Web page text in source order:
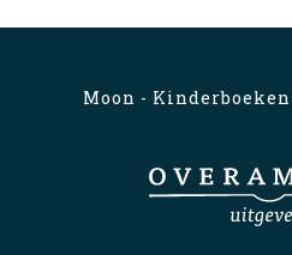
Moon -